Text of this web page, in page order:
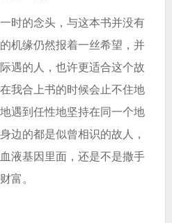
时的念头，与这本书并没有
机缘仍然报着一丝希望，并
遇的人，也许更适合这个故
我合上书的时候会止不住地
遇到任性地坚持在同一个地
边的都是似曾相识的故人，
液基因里面，还是不是撒手
富。